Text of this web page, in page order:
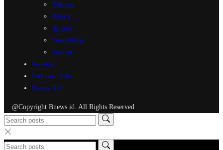
Hiburan
Wisata
Artikel
Pendidikan
Kuliner
Redaksi
Pedoman Siber
Bnews TV
@Copyright Bnews.id. All Rights Reserved